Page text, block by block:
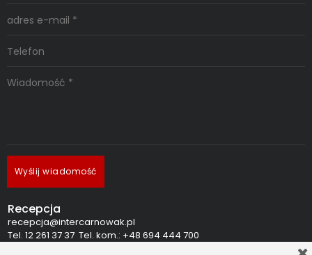
Wyślij wiadomość
Recepcja
recepcja@intercarnowak.pl
Tel. 12 261 37 37 Tel. kom.: +48 694 444 700